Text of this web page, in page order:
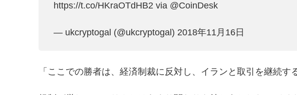
https://t.co/HKraOTdHB2 via @CoinDesk
— ukcryptogal (@ukcryptogal) 2018年11月16日
「ここでの勝者は、経済制裁に反対し、イランと取引を継続す